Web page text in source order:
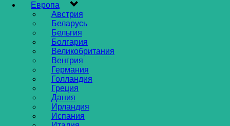
Европа
Австрия
Беларусь
Бельгия
Болгария
Великобритания
Венгрия
Германия
Голландия
Греция
Дания
Ирландия
Испания